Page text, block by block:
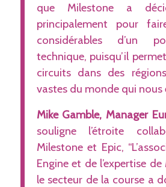
que Milestone a
principalement pour
considérables d’un
technique, puisqu’il
circuits dans des
vastes du monde qui nous
Mike Gamble, Manager
souligne l’étroite
Milestone et Epic,
Engine et de l’expertise
le secteur de la course a